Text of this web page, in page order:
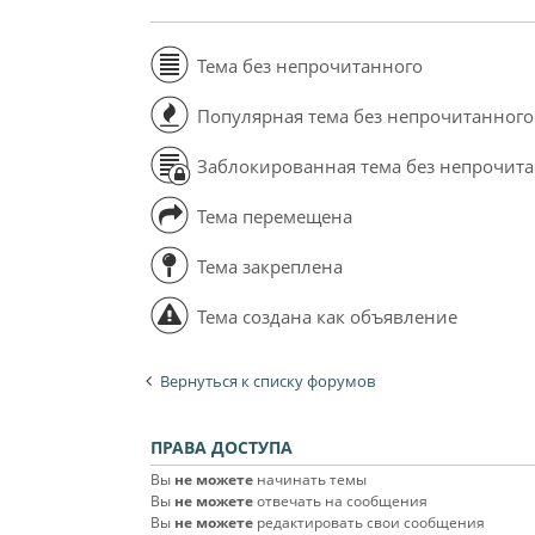
Тема без непрочитанного
Популярная тема без непрочитанного
Заблокированная тема без
Тема перемещена
Тема закреплена
Тема создана как объявление
Вернуться к списку форумов
ПРАВА ДОСТУПА
Вы не можете начинать темы
Вы не можетеотвечать на сообщения
Вы не можете редактировать свои сообщения